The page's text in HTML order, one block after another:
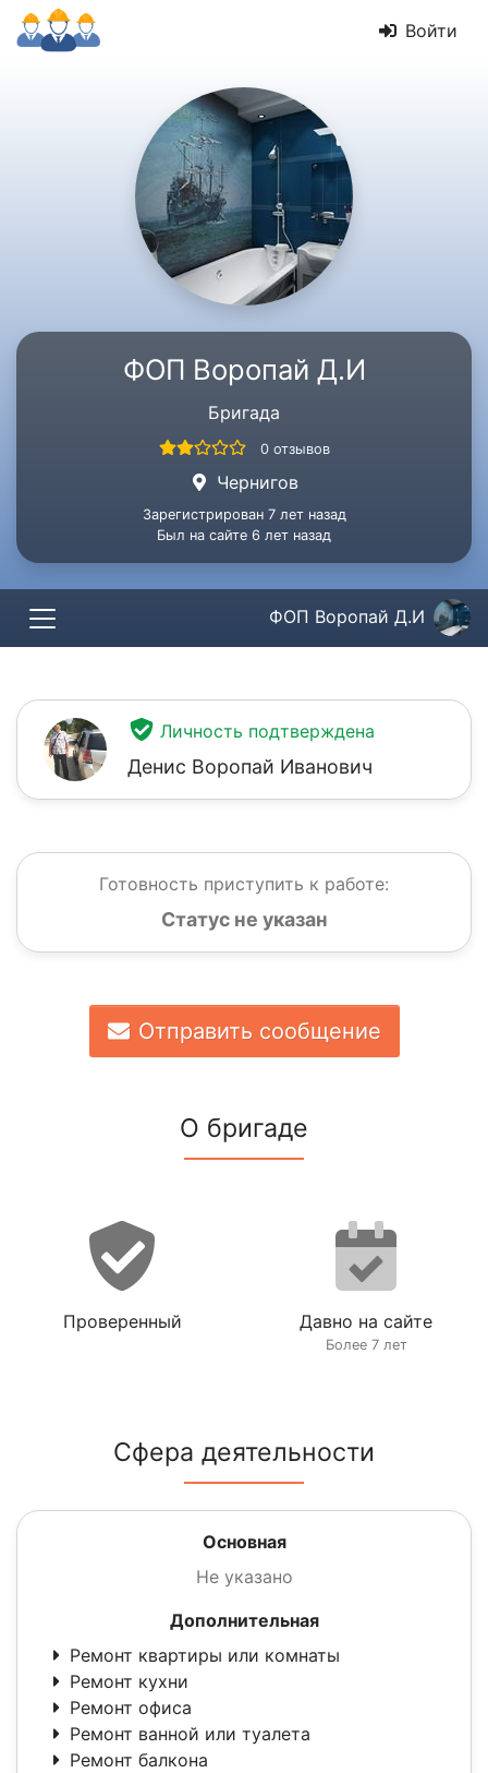
Войти
ФОП Воропай Д.И
Бригада
0 отзывов
Чернигов
Зарегистрирован 7 лет назад
Был на сайте 6 лет назад
ФОП Воропай Д.И
Личность подтверждена
Денис Воропай Иванович
Готовность приступить к работе:
Статус не указан
Отправить сообщение
О бригаде
Проверенный Давно на сайте
Более 7 лет
Сфера деятельности
Основная
Не указано
Дополнительная
Ремонт квартиры или комнаты
Ремонт кухни
Ремонт офиса
Ремонт ванной или туалета
Ремонт балкона